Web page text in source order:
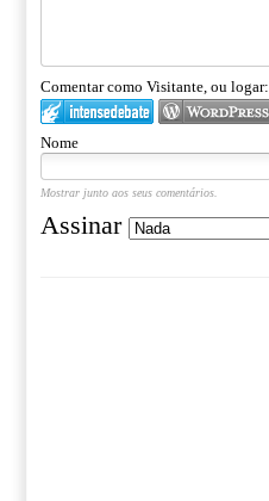
Comentar como Visitante, ou logar:
Nome
Mostrar junto aos seus comentários.
Assinar